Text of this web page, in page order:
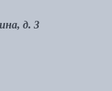
д. 3